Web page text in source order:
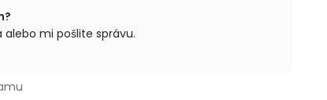
mi pošlite správu.